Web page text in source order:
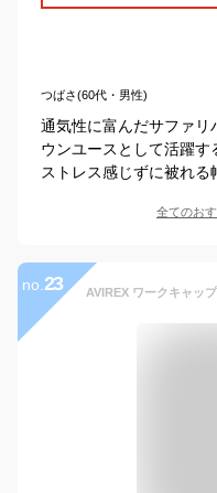
つばさ(60代・男性)
通気性に富んだサファリ
ウンユースとして活躍
ストレス感じずに被れる
全てのお
no. 23